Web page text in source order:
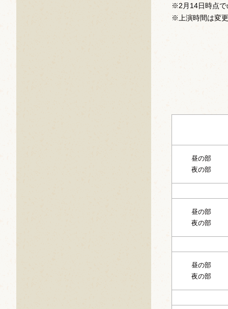
※2月14日時点で
※上演時間は変
昼の部
夜の部
昼の部
夜の部
昼の部
夜の部